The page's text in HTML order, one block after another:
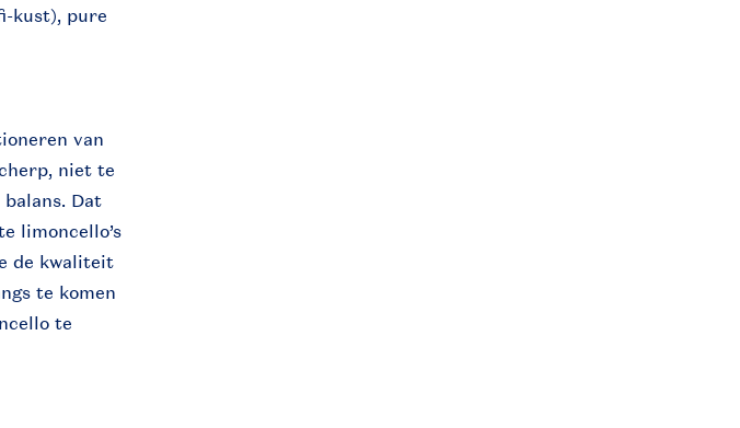
kust), pure
van
niet te
Dat
limoncello’s
de kwaliteit
te komen
te